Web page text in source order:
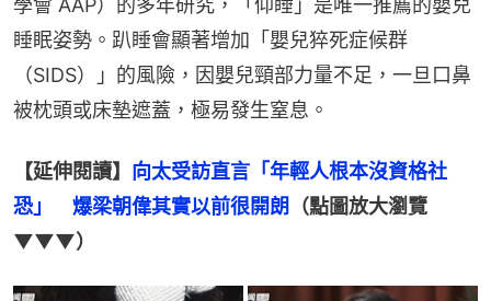
睡眠姿勢。趴睡會顯著增加「嬰兒猝死症候群
（SIDS）」的風險，因嬰兒頸部力量不足，一旦口鼻
被枕頭或床墊遮蓋，極易發生窒息。
【延伸閱讀】 向太受訪直言「年輕人根本沒資格社
恐」　爆梁朝偉其實以前很開朗 （點圖放大瀏覽
▼▼▼）